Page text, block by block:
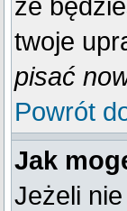
że
twoje
pisać
Powrót
Jak
Jeżeli